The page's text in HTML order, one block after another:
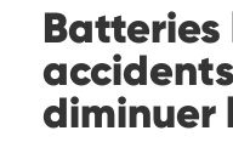
diminuer